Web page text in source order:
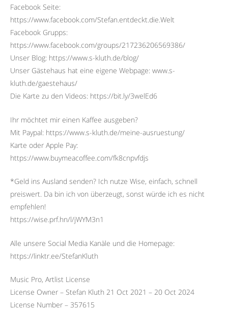
Facebook Seite:
https://www.facebook.com/Stefan.entdeckt.die.Welt
Facebook Grupps:
https://www.facebook.com/groups/217236206569386/
Unser Blog: https://www.s-kluth.de/blog/
Unser Gästehaus hat eine eigene Webpage: www.s-
kluth.de/gaestehaus/
Die Karte zu den Videos: https://bit.ly/3welEd6
Ihr möchtet mir einen Kaffee ausgeben?
Mit Paypal: https://www.s-kluth.de/meine-ausruestung/
Karte oder Apple Pay:
https://www.buymeacoffee.com/fk8cnpvfdjs
*Geld ins Ausland senden? Ich nutze Wise, einfach, schnell
preiswert. Da bin ich von überzeugt, sonst würde ich es nicht
empfehlen!
https://wise.prf.hn/l/jWYM3n1
Alle unsere Social Media Kanäle und die Homepage:
https://linktr.ee/StefanKluth
Music Pro, Artlist License
License Owner – Stefan Kluth 21 Oct 2021 – 20 Oct 2024
License Number – 357615